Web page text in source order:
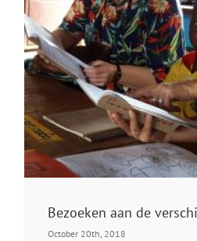
Bezoeken aan de
October 20th, 2018